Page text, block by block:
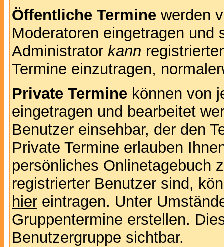
Öffentliche Termine werden
Moderatoren eingetragen und
Administrator kann
Termine einzutragen,
Private Termine können von
eingetragen und bearbeitet
Benutzer einsehbar, der den
Private Termine erlauben
persönliches Onlinetagebuch
registrierter Benutzer sind,
hier eintragen. Unter
Gruppentermine erstellen.
Benutzergruppe sichtbar.